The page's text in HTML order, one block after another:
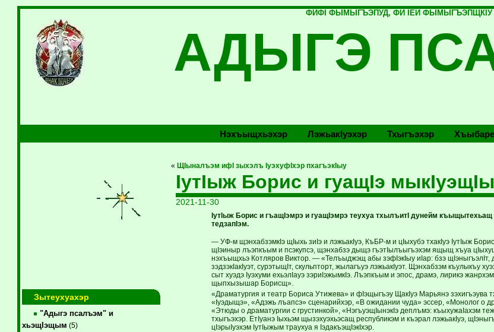
ФИФI ФЫМЫГЪЭПУД, ФИ IЕЙ ФЫМЫГЪЭПЩКIУ
АДЫГЭ
Нэхъыщхьэхэр Лэжьакlуэхэр Тхыгъэхэр
Зытеухуахэр
"Адыгэ псалъэм" и
хьэщIэщым (5)
« ЩIыналъэм ифI зыхэлъ IуэхуфIхэр пхагъэкIыу
IутIыж Борис и гуащIэ
2021-11-30
IутIыж Борис и гъащIэмрэ и гуащIэмрэ теухуа тхылъитI дунейм къыщытехьащ
тедзапIэм.
— УФ-м щэнхабзэмкIэ щIыхь зиIэ и лэжьакIуэ, КъБР-м и цIыхубэ тхакIуэ IутIыж
щIэиныр лъэпкъым и псэкупсэ, щэнхабзэ дыщэ гъэтIылъыгъэхэм ящыщ хъуа
нэхъыщхьэ Котляров Виктор. — «Телъыджэщ абы зэфIэкIыу иIар: бзэ щIэныгъэлIт,
зэдзэкIакIуэт, сурэтыщIт, скульпторт, жылагъуэ лэжьакIуэт. Щэнхабзэм къулыкъу
сыт хуэдэ Iуэхуми ехьэлIауэ зэриIэжымкIэ. Лъэпкъым и эпос, драмэ, лирикэ
щыпхызышар Борисщ».
«Драматургия и театр Бориса Утижева» и фIэщыгъэу ЩакIуэ Марьянэ зэхигъэува
«Iуэдыщэ», «Адэжь лъапсэ» сценарийхэр, «В ожидании чуда» эссер, «Монолог о
«Этюды о драматургии с грустинкой», «НэгъуэщIынэкIэ деплъмэ: къыхужаIахэм
тхыгъэхэр. ЕтIуанэ Iыхьэм щызэхуэхьэсащ республикэм и къэрал лэжьакIуэ,
цIэрыIуэхэм IутIыжым траухуа я IэдакъэщIэкIхэр.